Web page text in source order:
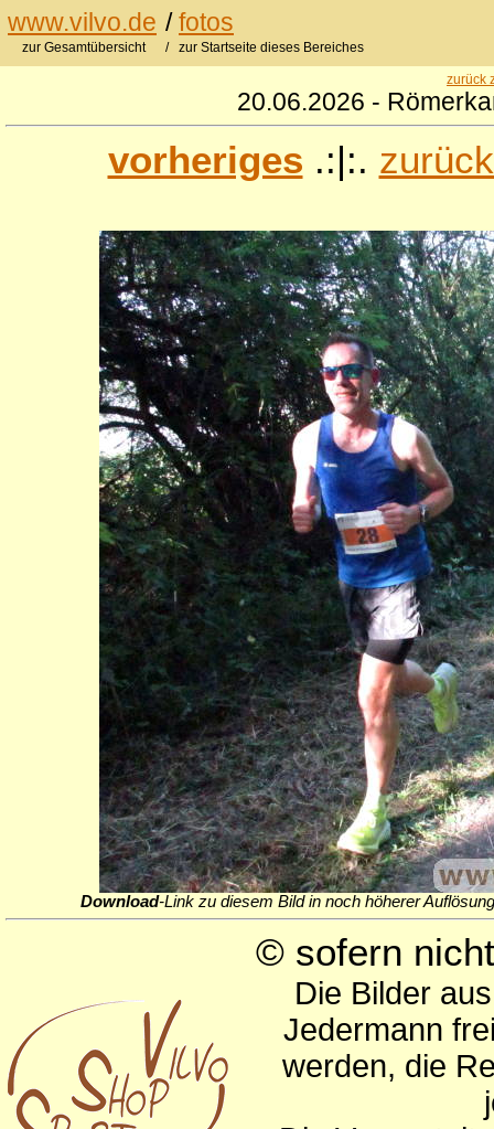
www.vilvo.de /fotos
zur Gesamtübersicht / zur Startseite dieses Bereiches
zurück
20.06.2026 -
vorheriges .:|:.
Download-Link zu diesem Bild in noch höherer
© sofern
Die Bilder
Jedermann
werden, die